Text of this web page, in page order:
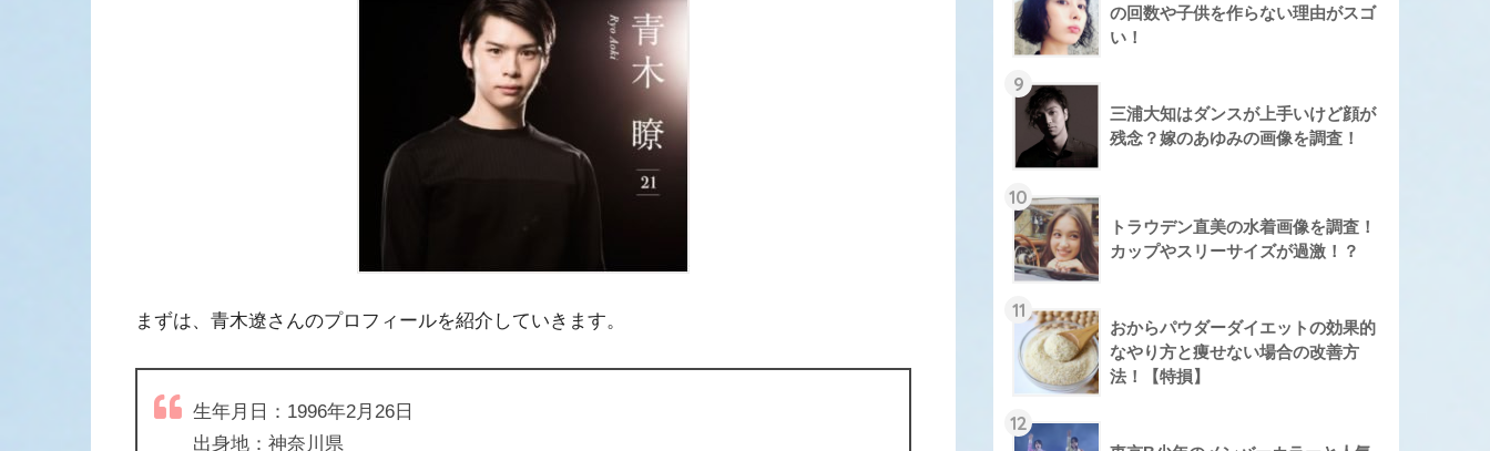
まずは、青木遼さんのプロフィールを紹介していきます。
生年月日：1996年2月26日
出身地：神奈川県
の回数や子供を作らない理由がスゴ
い！
9
三浦大知はダンスが上手いけど顔が
残念？嫁のあゆみの画像を調査！
10
トラウデン直美の水着画像を調査！
カップやスリーサイズが過激！？
11
おからパウダーダイエットの効果的
なやり方と痩せない場合の改善方
法！【特損】
12